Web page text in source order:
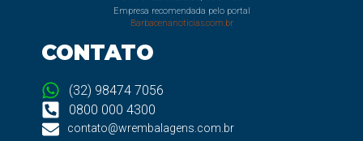
Empresa recomendada pelo portal
Barbacenanoticias.com.br
CONTATO
(32) 98474 7056
0800 000 4300
contato@wrembalagens.com.br